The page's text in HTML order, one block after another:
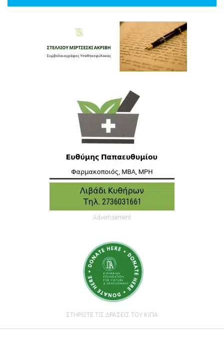
Advertisement
ΣΤΗΡΙΞΤΕ ΤΙΣ ΔΡΑΣΕΙΣ ΤΟΥ ΚΙΠΑ